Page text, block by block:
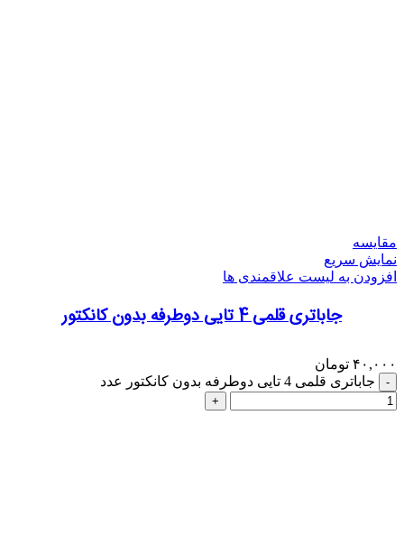
مقایسه
نمایش سریع
افزودن به لیست علاقمندی ها
جاباتری قلمی 4 تایی دوطرفه بدون کانکتور
۴۰,۰۰۰ تومان
جاباتری قلمی 4 تایی دوطرفه بدون کانکتور عدد